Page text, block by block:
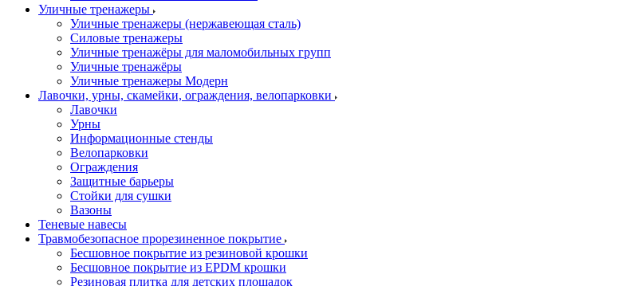
Уличные тренажеры
Уличные тренажеры (нержавеющая сталь)
Силовые тренажеры
Уличные тренажёры для маломобильных групп
Уличные тренажёры
Уличные тренажеры Модерн
Лавочки, урны, скамейки, ограждения, велопарковки
Лавочки
Урны
Информационные стенды
Велопарковки
Ограждения
Защитные барьеры
Стойки для сушки
Вазоны
Теневые навесы
Травмобезопасное прорезиненное покрытие
Бесшовное покрытие из резиновой крошки
Бесшовное покрытие из EPDM крошки
Резиновая плитка для детских площадок